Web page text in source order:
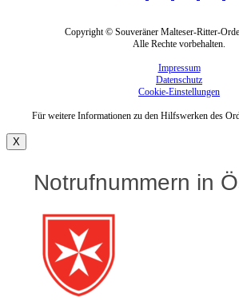
Copyright © Souveräner Malteser-Ritter-
Alle Rechte vorbehalten.
Impressum
Datenschutz
Cookie-Einstellungen
Für weitere Informationen zu den Hilfswerken des
X
Notrufnummern in